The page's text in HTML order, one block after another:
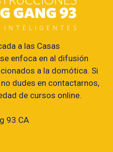
a las Casas
enfoca en al difusión
a la domótica. Si
dudes en contactarnos,
de cursos online.
93 CA